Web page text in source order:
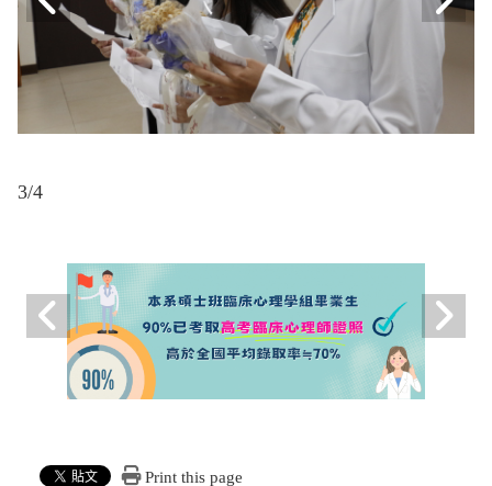
3/4
Print this page